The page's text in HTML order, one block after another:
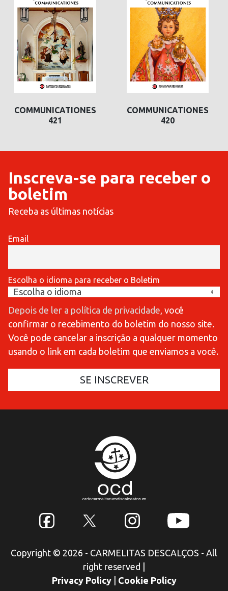
COMMUNICATIONES
421
COMMUNICATIONES
420
Inscreva-se para receber o
boletim
Receba as últimas notícias
Email
Escolha o idioma para receber o Boletim
Depois de ler a política de privacidade, você
confirmar o recebimento do boletim do nosso site.
Você pode cancelar a inscrição a qualquer momento
usando o link em cada boletim que enviamos a você.
Copyright © 2026 - CARMELITAS DESCALÇOS - All
right reserved
Privacy Policy
Cookie Policy